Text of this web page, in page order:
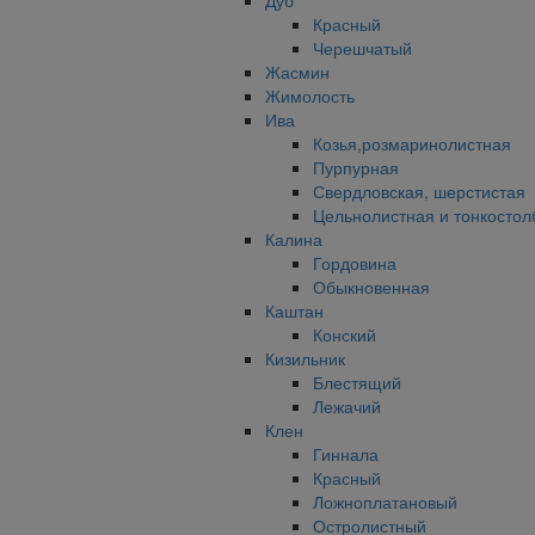
Красный
Черешчатый
Жасмин
Жимолость
Ива
Козья,розмаринолистная
Пурпурная
Свердловская, шерстистая
Цельнолистная и
Калина
Гордовина
Обыкновенная
Каштан
Конский
Кизильник
Блестящий
Лежачий
Клен
Гиннала
Красный
Ложноплатановый
Остролистный